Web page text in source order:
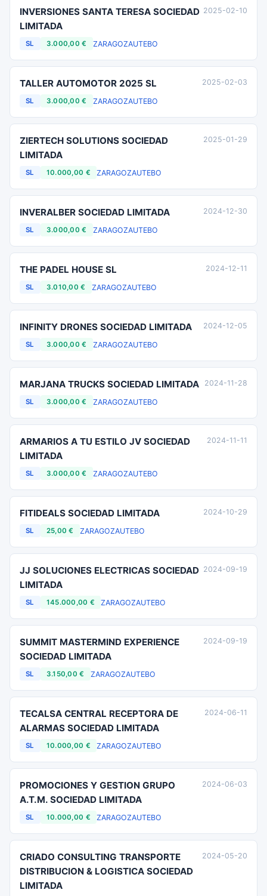
INVERSIONES SANTA TERESA SOCIEDAD
LIMITADA
SL 3.000,00 € ZARAGOZAUTEBO
2025-02-10
TALLER AUTOMOTOR 2025 SL
SL 3.000,00 € ZARAGOZAUTEBO
2025-02-03
ZIERTECH SOLUTIONS SOCIEDAD
LIMITADA
SL 10.000,00 € ZARAGOZAUTEBO
2025-01-29
INVERALBER SOCIEDAD LIMITADA
SL 3.000,00 € ZARAGOZAUTEBO
2024-12-30
THE PADEL HOUSE SL
SL 3.010,00 € ZARAGOZAUTEBO
2024-12-11
INFINITY DRONES SOCIEDAD LIMITADA
SL 3.000,00 € ZARAGOZAUTEBO
2024-12-05
MARJANA TRUCKS SOCIEDAD LIMITADA
SL 3.000,00 € ZARAGOZAUTEBO
2024-11-28
ARMARIOS A TU ESTILO JV SOCIEDAD
LIMITADA
SL 3.000,00 € ZARAGOZAUTEBO
2024-11-11
FITIDEALS SOCIEDAD LIMITADA
SL 25,00 € ZARAGOZAUTEBO
2024-10-29
JJ SOLUCIONES ELECTRICAS SOCIEDAD
LIMITADA
SL 145.000,00 € ZARAGOZAUTEBO
2024-09-19
SUMMIT MASTERMIND EXPERIENCE
SOCIEDAD LIMITADA
SL 3.150,00 € ZARAGOZAUTEBO
2024-09-19
TECALSA CENTRAL RECEPTORA DE
ALARMAS SOCIEDAD LIMITADA
SL 10.000,00 € ZARAGOZAUTEBO
2024-06-11
PROMOCIONES Y GESTION GRUPO
A.T.M. SOCIEDAD LIMITADA
SL 10.000,00 € ZARAGOZAUTEBO
2024-06-03
CRIADO CONSULTING TRANSPORTE
DISTRIBUCION & LOGISTICA SOCIEDAD
LIMITADA
2024-05-20